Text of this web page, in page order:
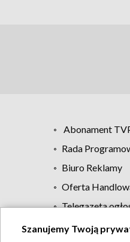
Abonament
Rada
Biuro Reklamy
Oferta
Telegazeta
Szanujemy Twoją